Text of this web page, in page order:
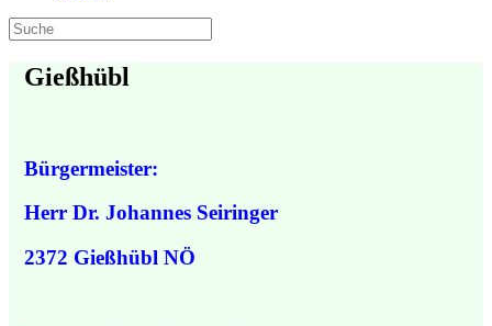
Gießhübl
Bürgermeister:
Herr Dr. Johannes Seiringer
2372 Gießhübl NÖ